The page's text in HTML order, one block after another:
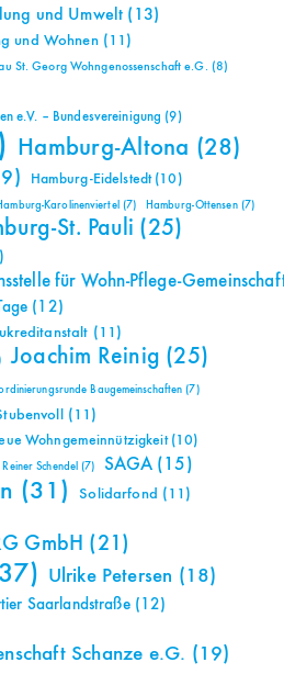
und Umwelt (13)
und Wohnen(11)
St. Georg Wohngenossenschaft e.G. (8)
e.V. – Bundesvereinigung (9)
Hamburg-Altona (28)
Hamburg-Eidelstedt(10)
Karolinenviertel (7) Hamburg-Ottensen(7)
St. Pauli (25)
für Wohn-Pflege-
(12)
(11)
Joachim Reinig (25)
Baugemeinschaften (7)
(11)
Wohngemeinnützigkeit(10)
Reiner Schendel (7) SAGA(15)
(31) Solidarfond (11)
GmbH (21)
Ulrike Petersen (18)
Saarlandstraße(12)
Schanze e.G. (19)